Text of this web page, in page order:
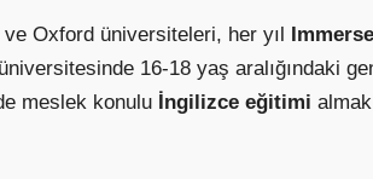
ve Oxford üniversiteleri, her yıl
16-18 yaş aralığındaki
meslek konulu İngilizce eğitimi